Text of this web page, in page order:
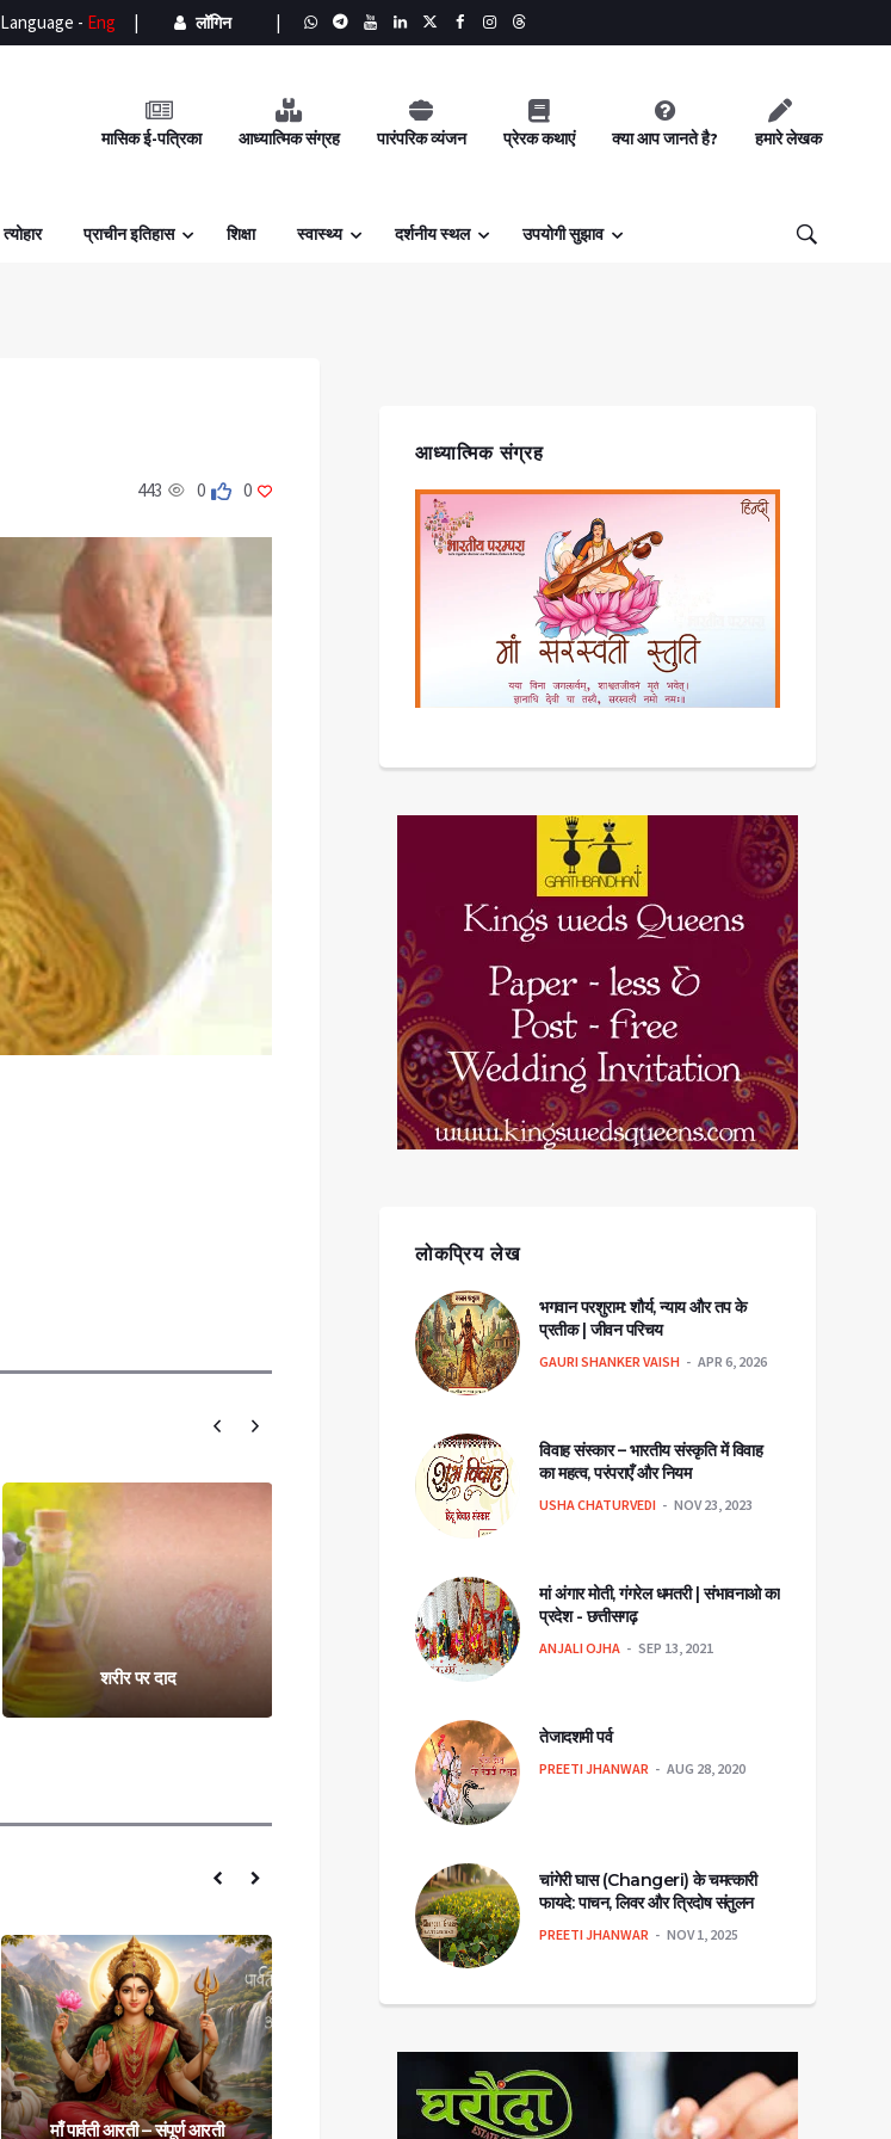
Language - Eng | लॉगिन |
मासिक ई-पत्रिका आध्यात्मिक संग्रह पारंपरिक व्यंजन प्रेरक कथाएं क्या आप जानते है? हमारे लेखक
त्योहार प्राचीन इतिहास शिक्षा स्वास्थ्य दर्शनीय स्थल उपयोगी सुझाव
आँखों में जलन और खुजली बालों का झड़ना
मसूड़ों में खून निकलना और सूजन
माँ पार्वती आरती – संपूर्ण आरती
मां लक्ष्मी आरती – संपूर्ण लक्ष्मी जी की
आरती
लोहड़ी पर्व: ऊर्जा, उल्लास और
कृतज्ञता का लोक उत्सव | Lohri
Festival Significance
आध्यात्मिक संग्रह
लोकप्रिय लेख
भगवान परशुराम: शौर्य, न्याय और तप के
प्रतीक | जीवन परिचय
GAURI SHANKER VAISH APR 6, 2026
विवाह संस्कार – भारतीय संस्कृति में विवाह
का महत्व, परंपराएँ और नियम
USHA CHATURVEDI NOV 23, 2023
मां अंगार मोती, गंगरेल धमतरी | संभावनाओ का
प्रदेश - छत्तीसगढ़
ANJALI OJHA SEP 13, 2021
तेजादशमी पर्व
PREETI JHANWAR AUG 28, 2020
चांगेरी घास (Changeri) के चमत्कारी
फायदे: पाचन, लिवर और त्रिदोष संतुलन
PREETI JHANWAR NOV 1, 2025